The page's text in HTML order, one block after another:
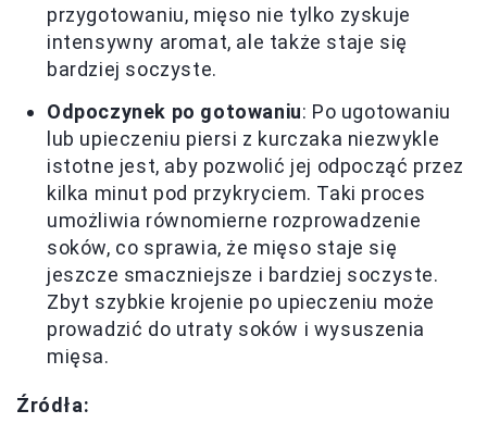
przygotowaniu, mięso nie tylko zyskuje
intensywny aromat, ale także staje się
bardziej soczyste.
Odpoczynek po gotowaniu: Po ugotowaniu
lub upieczeniu piersi z kurczaka niezwykle
istotne jest, aby pozwolić jej odpocząć przez
kilka minut pod przykryciem. Taki proces
umożliwia równomierne rozprowadzenie
soków, co sprawia, że mięso staje się
jeszcze smaczniejsze i bardziej soczyste.
Zbyt szybkie krojenie po upieczeniu może
prowadzić do utraty soków i wysuszenia
mięsa.
Źródła: